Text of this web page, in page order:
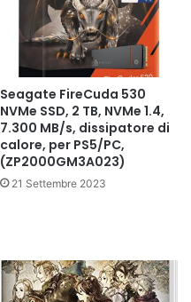
Seagate FireCuda 530
NVMe SSD, 2 TB, NVMe 1.4,
7.300 MB/s, dissipatore di
calore, per PS5/PC,
(ZP2000GM3A023)
21 Settembre 2023